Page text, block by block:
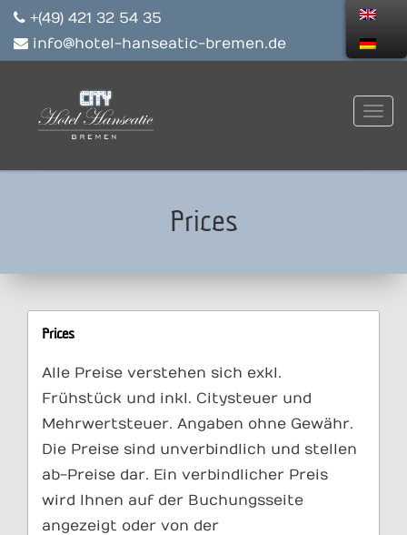
+(49) 421 32 54 35
info@hotel-hanseatic-bremen.de
Prices
Prices
Alle Preise verstehen sich exkl.
Frühstück und inkl. Citysteuer und
Mehrwertsteuer. Angaben ohne Gewähr.
Die Preise sind unverbindlich und stellen
ab-Preise dar. Ein verbindlicher Preis
wird Ihnen auf der Buchungsseite
angezeigt oder von der